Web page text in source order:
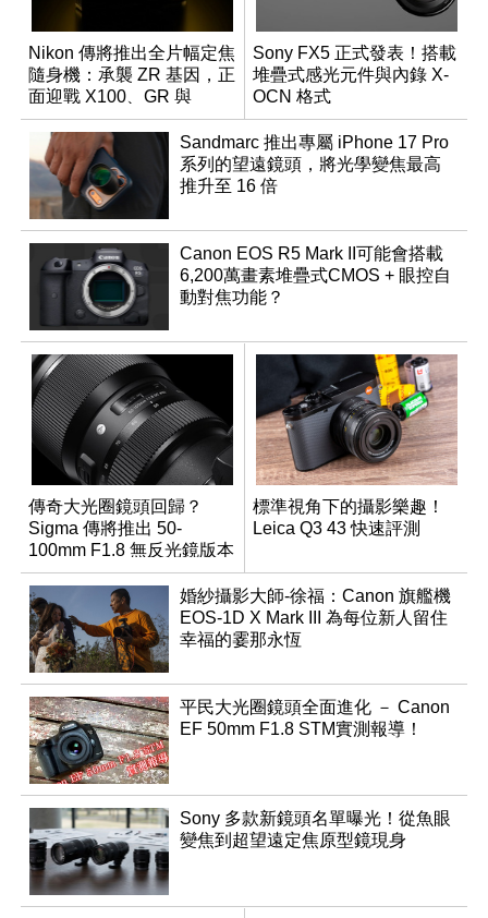
Nikon 傳將推出全片幅定焦
隨身機：承襲 ZR 基因，正
面迎戰 X100、GR 與
RX1R 系列
Sony FX5 正式發表！搭載
堆疊式感光元件與內錄 X-
OCN 格式
Sandmarc 推出專屬 iPhone 17 Pro
系列的望遠鏡頭，將光學變焦最高
推升至 16 倍
Canon EOS R5 Mark II可能會搭載
6,200萬畫素堆疊式CMOS + 眼控自
動對焦功能？
傳奇大光圈鏡頭回歸？
Sigma 傳將推出 50-
100mm F1.8 無反光鏡版本
標準視角下的攝影樂趣！
Leica Q3 43 快速評測
婚紗攝影大師-徐福：Canon 旗艦機
EOS-1D X Mark III 為每位新人留住
幸福的霎那永恆
平民大光圈鏡頭全面進化 － Canon
EF 50mm F1.8 STM實測報導！
Sony 多款新鏡頭名單曝光！從魚眼
變焦到超望遠定焦原型鏡現身